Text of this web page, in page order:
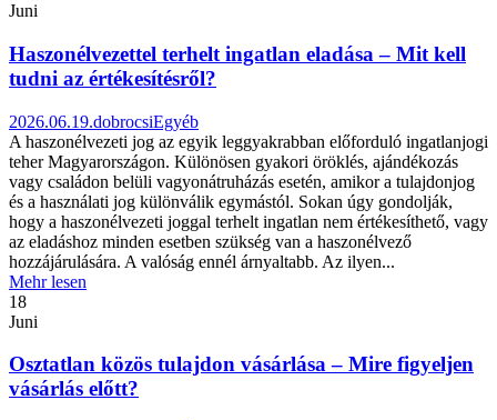
Juni
Haszonélvezettel terhelt ingatlan eladása – Mit kell
tudni az értékesítésről?
2026.06.19.dobrocsiEgyéb
A haszonélvezeti jog az egyik leggyakrabban előforduló ingatlanjogi
teher Magyarországon. Különösen gyakori öröklés, ajándékozás
vagy családon belüli vagyonátruházás esetén, amikor a tulajdonjog
és a használati jog különválik egymástól. Sokan úgy gondolják,
hogy a haszonélvezeti joggal terhelt ingatlan nem értékesíthető, vagy
az eladáshoz minden esetben szükség van a haszonélvező
hozzájárulására. A valóság ennél árnyaltabb. Az ilyen...
Mehr lesen
18
Juni
Osztatlan közös tulajdon vásárlása – Mire figyeljen
vásárlás előtt?